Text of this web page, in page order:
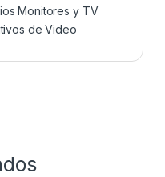
Monitores y TV
de Video